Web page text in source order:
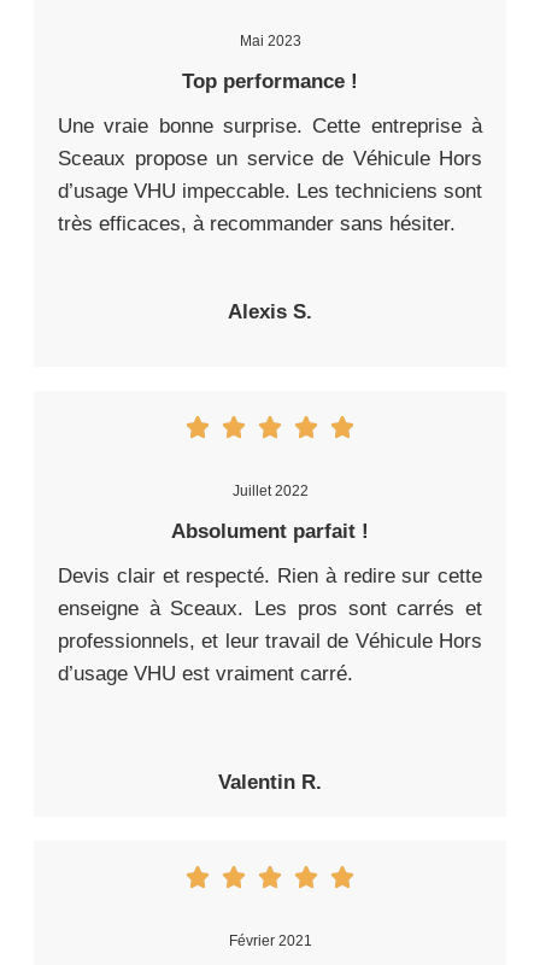
Mai 2023
Top performance !
Une vraie bonne surprise. Cette entreprise à
Sceaux propose un service de Véhicule Hors
d’usage VHU impeccable. Les techniciens sont
très efficaces, à recommander sans hésiter.
Alexis S.
Juillet 2022
Absolument parfait !
Devis clair et respecté. Rien à redire sur cette
enseigne à Sceaux. Les pros sont carrés et
professionnels, et leur travail de Véhicule Hors
d’usage VHU est vraiment carré.
Valentin R.
Février 2021